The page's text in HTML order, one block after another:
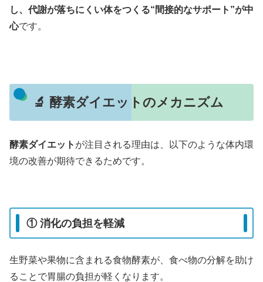
し、代謝が落ちにくい体をつくる“間接的なサポート”が中
心です。
🔬 酵素ダイエットのメカニズム
酵素ダイエット が注目される理由は、以下のような体内環
境の改善が期待できるためです。
① 消化の負担を軽減
生野菜や果物に含まれる食物酵素が、食べ物の分解を助け
ることで胃腸の負担が軽くなります。